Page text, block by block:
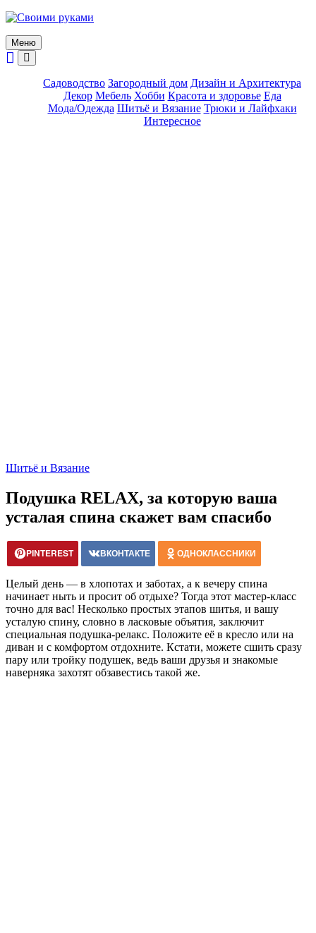
Skip
content
Меню
Садоводство Загородный дом Дизайн и Архитектура
Декор Мебель Хобби Красота и здоровье Еда
Мода/Одежда Шитьё и Вязание Трюки и Лайфхаки
Интересное
Шитьё и Вязание
Подушка RELAX, за которую ваша
усталая спина скажет вам спасибо
PINTEREST ВКОНТАКТЕ ОДНОКЛАССНИКИ
Целый день — в хлопотах и заботах, а к вечеру спина
начинает ныть и просит об отдыхе? Тогда этот мастер-класс
точно для вас! Несколько простых этапов шитья, и вашу
усталую спину, словно в ласковые объятия, заключит
специальная подушка-релакс. Положите её в кресло или на
диван и с комфортом отдохните. Кстати, можете сшить сразу
пару или тройку подушек, ведь ваши друзья и знакомые
наверняка захотят обзавестись такой же.